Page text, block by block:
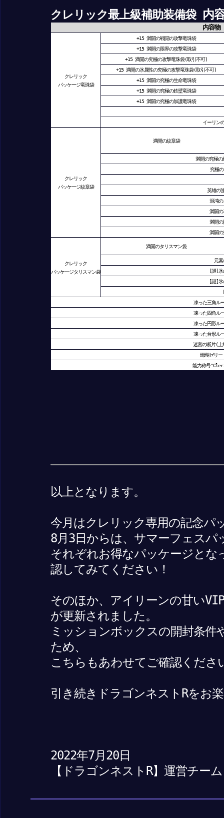
クレリック最上級補助装備袋内
内容物
クレリック
パッケージ竜珠袋
+15 満開の戦闘の攻撃竜珠袋
+15 満開の限界の攻撃竜珠袋
+15 満開の究極の攻撃竜珠袋(取引不可)
+15 満開の氷属性の究極の攻撃竜珠袋(取引不可)
+15 満開の究極の生命竜珠袋
+15 満開の究極の鉄壁竜珠袋
+15 満開の究極の加護竜珠袋
イーリン
クレリック
パッケージ紋章袋
満開の紋章袋
満開の究極
究極
英雄の
混沌の
満開の
満開の
満開の
クレリック
パッケージタリスマン袋
満開のタリスマン袋
元素
[謎]氷
[謎]氷
凍った三角ル
凍った四角ル
凍った円形ル
凍った台形ル
迷宮の断片(上
珊瑚ゼリー
能力称号
以上となります。
今月はクレリック専用の記念パ
8月3日からは、サマーフェス
それぞれお得なパッケージと
認してみてください！
そのほか、アイリーンの甘い
が更新されました。
ミッションボックスの開封条
ため、
こちらもあわせてご確認くださ
引き続きドラゴンネストRをお
2022年7月20日
【ドラゴンネストR】運営チーム